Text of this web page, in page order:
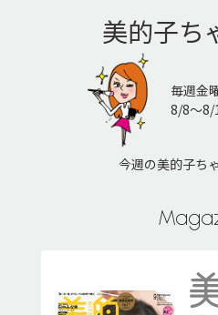
美的子ち
毎週金
8/8〜8/
今週の美的子ち